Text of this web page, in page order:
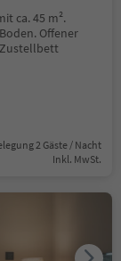
ca. 45 m².
Offener
Zustellbett
2 Gäste / Nacht
Inkl. MwSt.